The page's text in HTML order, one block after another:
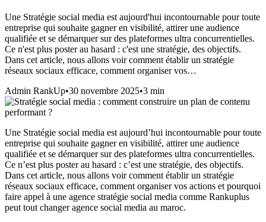
Une Stratégie social media est aujourd'hui incontournable pour toute
entreprise qui souhaite gagner en visibilité, attirer une audience
qualifiée et se démarquer sur des plateformes ultra concurrentielles.
Ce n'est plus poster au hasard : c'est une stratégie, des objectifs.
Dans cet article, nous allons voir comment établir un stratégie
réseaux sociaux efficace, comment organiser vos…
Admin RankUp•30 novembre 2025•3 min
Une Stratégie social media est aujourd’hui incontournable pour toute
entreprise qui souhaite gagner en visibilité, attirer une audience
qualifiée et se démarquer sur des plateformes ultra concurrentielles.
Ce n’est plus poster au hasard : c’est une stratégie, des objectifs.
Dans cet article, nous allons voir comment établir un stratégie
réseaux sociaux efficace, comment organiser vos actions et pourquoi
faire appel à une agence stratégie social media comme Rankuplus
peut tout changer agence social media au maroc.